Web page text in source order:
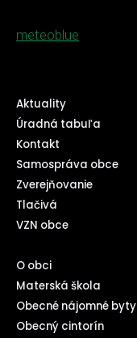
meteoblue
Aktuality
Úradná tabuľa
Kontakt
Samospráva obce
Zverejňovanie
Tlačivá
VZN obce
O obci
Materská škola
Obecné nájomné byty
Obecný cintorín